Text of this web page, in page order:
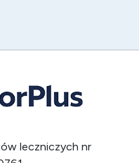
leczniczych nr